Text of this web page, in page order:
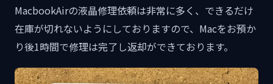
MacbookAirの液晶修理依頼は非常に多く、できるだけ
在庫が切れないようにしておりますので、Macをお預か
り後1時間で修理は完了し返却ができております。